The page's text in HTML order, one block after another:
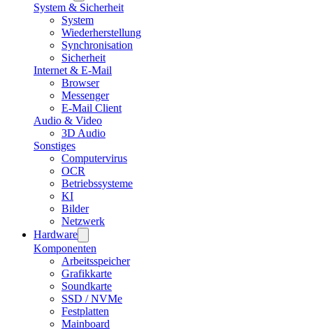
System & Sicherheit
System
Wiederherstellung
Synchronisation
Sicherheit
Internet & E-Mail
Browser
Messenger
E-Mail Client
Audio & Video
3D Audio
Sonstiges
Computervirus
OCR
Betriebssysteme
KI
Bilder
Netzwerk
Hardware
Komponenten
Arbeitsspeicher
Grafikkarte
Soundkarte
SSD / NVMe
Festplatten
Mainboard